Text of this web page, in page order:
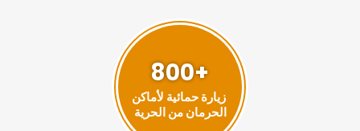
+800
زيارة حمائية لأماكن
الحرمان من الحرية